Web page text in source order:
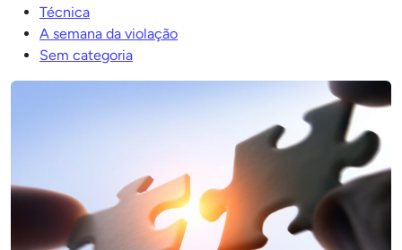
Técnica
A semana da violação
Sem categoria